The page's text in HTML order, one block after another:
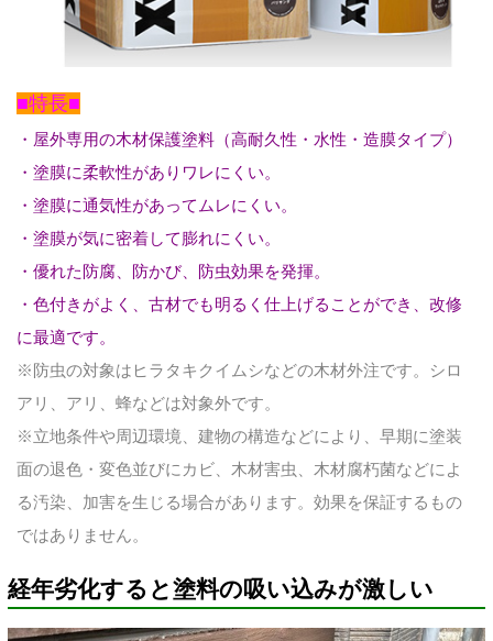
■特長■
・屋外専用の木材保護塗料（高耐久性・水性・造膜タイプ）
・塗膜に柔軟性がありワレにくい。
・塗膜に通気性があってムレにくい。
・塗膜が気に密着して膨れにくい。
・優れた防腐、防かび、防虫効果を発揮。
・色付きがよく、古材でも明るく仕上げることができ、改修
に最適です。
※防虫の対象はヒラタキクイムシなどの木材外注です。シロ
アリ、アリ、蜂などは対象外です。
※立地条件や周辺環境、建物の構造などにより、早期に塗装
面の退色・変色並びにカビ、木材害虫、木材腐朽菌などによ
る汚染、加害を生じる場合があります。効果を保証するもの
ではありません。
経年劣化すると塗料の吸い込みが激しい